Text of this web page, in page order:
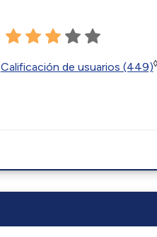
Calificación de usuarios (449)◊